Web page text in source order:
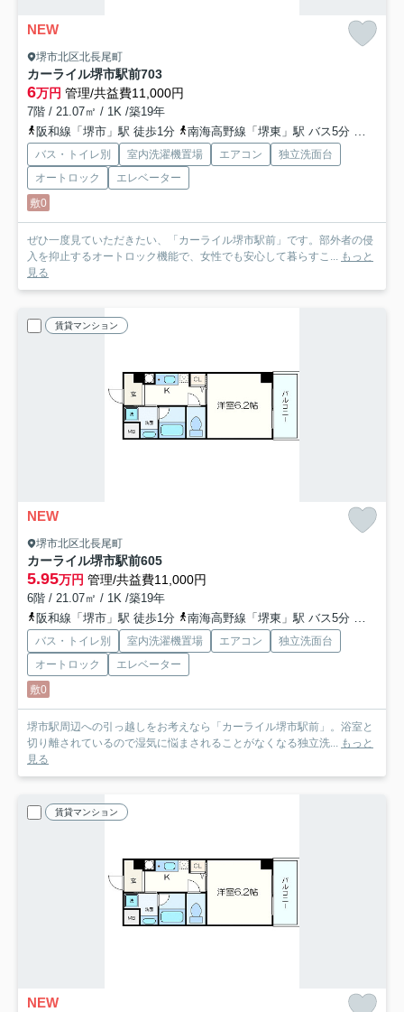
NEW
堺市北区北長尾町
カーライル堺市駅前703
6万円 管理/共益費11,000円
7階 / 21.07㎡ / 1K /築19年
阪和線「堺市」駅 徒歩1分
南海高野線「堺東」駅 バス5分 「阪和堺市駅前」 停歩1分
バス・トイレ別 室内洗濯機置場 エアコン
独立洗面台
オートロック
エレベーター
敷0
ぜひ一度見ていただきたい、「カーライル堺市駅前」です。部外者の侵
入を抑止するオートロック機能で、女性でも安心して暮らすこ... もっと
見る
賃貸マンション
NEW
堺市北区北長尾町
カーライル堺市駅前605
5.95万円 管理/共益費11,000円
6階 / 21.07㎡ / 1K /築19年
阪和線「堺市」駅 徒歩1分
南海高野線「堺東」駅 バス5分 「阪和堺市駅前」 停歩1分
バス・トイレ別 室内洗濯機置場 エアコン
独立洗面台
オートロック
エレベーター
敷0
堺市駅周辺への引っ越しをお考えなら「カーライル堺市駅前」。浴室と
切り離されているので湿気に悩まされることがなくなる独立洗... もっと
見る
賃貸マンション
NEW